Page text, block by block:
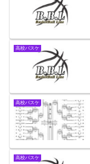
高校バスケ
高校バスケ
高校バスケ